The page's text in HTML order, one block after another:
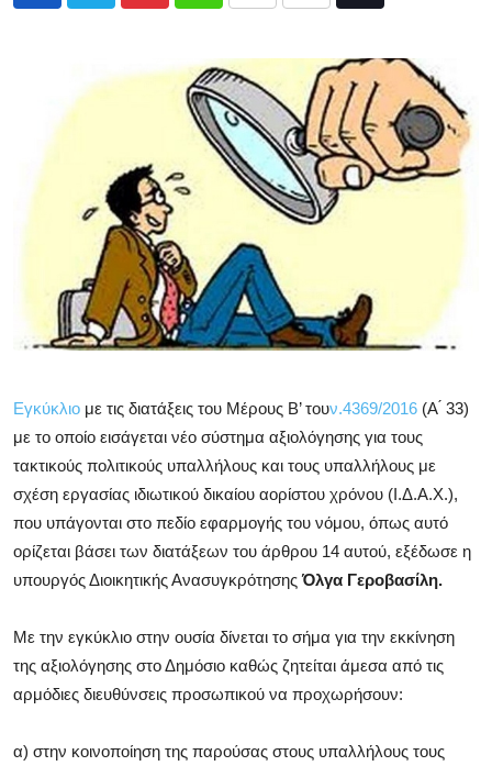
Email
Εγκύκλιο με τις διατάξεις του Μέρους Β’ τουν.4369/2016 (Α ́ 33)
με το οποίο εισάγεται νέο σύστημα αξιολόγησης για τους
τακτικούς πολιτικούς υπαλλήλους και τους υπαλλήλους με
σχέση εργασίας ιδιωτικού δικαίου αορίστου χρόνου (Ι.Δ.Α.Χ.),
που υπάγονται στο πεδίο εφαρμογής του νόμου, όπως αυτό
ορίζεται βάσει των διατάξεων του άρθρου 14 αυτού, εξέδωσε η
υπουργός Διοικητικής ΑνασυγκρότησηςΌλγα Γεροβασίλη.
Mε την εγκύκλιο στην ουσία δίνεται το σήμα για την εκκίνηση
της αξιολόγησης στο Δημόσιο καθώς ζητείται άμεσα από τις
αρμόδιες διευθύνσεις προσωπικού να προχωρήσουν:
α) στην κοινοποίηση της παρούσας στους υπαλλήλους τους